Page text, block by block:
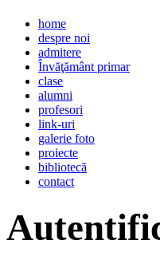
home
despre noi
admitere
Învăţământ primar
clase
alumni
profesori
link-uri
galerie foto
proiecte
bibliotecă
contact